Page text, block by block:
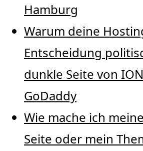
Hamburg
Warum deine
Entscheidung
dunkle Seite von
GoDaddy
Wie mache ich
Seite oder mein